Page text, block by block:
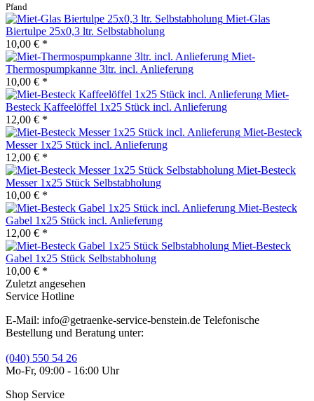
Pfand
Miet-Glas
Biertulpe 25x0,3 ltr. Selbstabholung
10,00 € *
Miet-
Thermospumpkanne 3ltr. incl. Anlieferung
10,00 € *
Miet-
Besteck Kaffeelöffel 1x25 Stück incl. Anlieferung
12,00 € *
Miet-Besteck
Messer 1x25 Stück incl. Anlieferung
12,00 € *
Miet-Besteck
Messer 1x25 Stück Selbstabholung
10,00 € *
Miet-Besteck
Gabel 1x25 Stück incl. Anlieferung
12,00 € *
Miet-Besteck
Gabel 1x25 Stück Selbstabholung
10,00 € *
Zuletzt angesehen
Service Hotline
E-Mail: info@getraenke-service-benstein.de Telefonische
Bestellung und Beratung unter:
(040) 550 54 26
Mo-Fr, 09:00 - 16:00 Uhr
Shop Service